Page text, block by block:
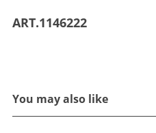
ART.1146222
You may also like